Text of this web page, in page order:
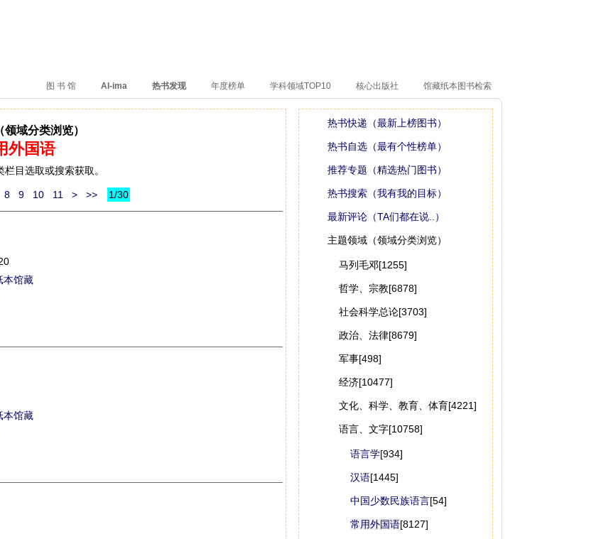
图 书 馆 AI-ima 热书发现 年度榜单 学科领域TOP10 核心出版社 馆藏纸本图书检索
域分类浏览）
外国语
目选取或搜索获取。
8 9 10 11 > >> 1/30
本馆藏
本馆藏
热书快递（最新上榜图书）
热书自选（最有个性榜单）
推荐专题（精选热门图书）
热书搜索（我有我的目标）
最新评论（TA们都在说..）
主题领域（领域分类浏览）
马列毛邓[1255]
哲学、宗教[6878]
社会科学总论[3703]
政治、法律[8679]
军事[498]
经济[10477]
文化、科学、教育、体育[4221]
语言、文字[10758]
语言学[934]
汉语[1445]
中国少数民族语言[54]
常用外国语[8127]